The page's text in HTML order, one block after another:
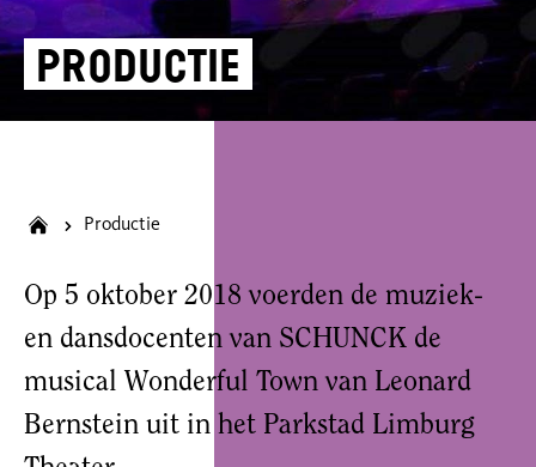
Productie
Productie
Op 5 oktober 2018 voerden de muziek-
en dansdocenten van SCHUNCK de
musical Wonderful Town van Leonard
Bernstein uit in het Parkstad Limburg